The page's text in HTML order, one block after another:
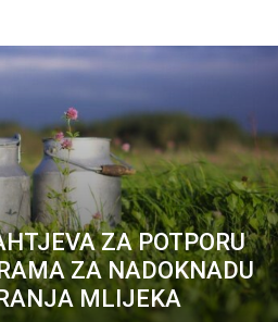
ZA POTPORU
ZA NADOKNADU
MLIJEKA